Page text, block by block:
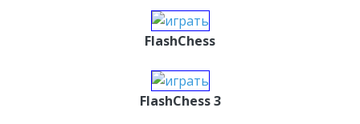
FlashChess
FlashChess 3